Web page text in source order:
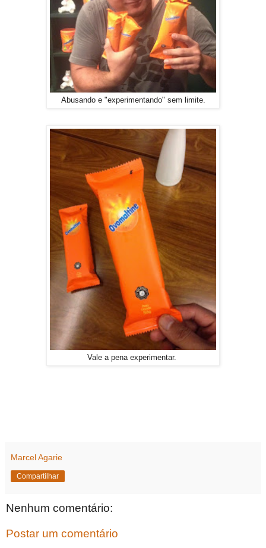
Abusando e "experimentando" sem limite.
Vale a pena experimentar.
Marcel Agarie
Compartilhar
Nenhum comentário:
Postar um comentário